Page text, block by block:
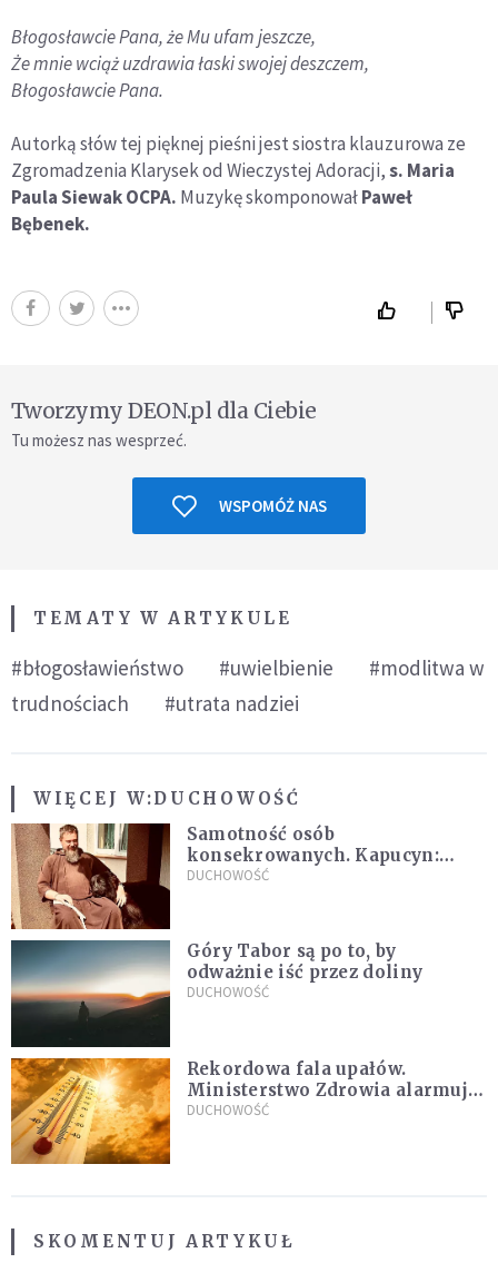
Błogosławcie Pana, że Mu ufam jeszcze,
Że mnie wciąż uzdrawia łaski swojej deszczem,
Błogosławcie Pana.
Autorką słów tej pięknej pieśni jest siostra klauzurowa ze
Zgromadzenia Klarysek od Wieczystej Adoracji,s. Maria
Paula Siewak OCPA. Muzykę skomponowałPaweł
Bębenek.
Tworzymy DEON.pl dla Ciebie
Tu możesz nas wesprzeć.
WSPOMÓŻ NAS
TEMATY W ARTYKULE
#błogosławieństwo #uwielbienie
#modlitwa w
trudnościach
#utrata nadziei
WIĘCEJ W:DUCHOWOŚĆ
Samotność osób
konsekrowanych. Kapucyn:
Życie w pojedynkę rzadko jest
DUCHOWOŚĆ
Góry Tabor są po to, by
odważnie iść przez doliny
DUCHOWOŚĆ
Rekordowa fala upałów.
Ministerstwo Zdrowia alarmuje
po doświadczeniach z czerwca
DUCHOWOŚĆ
SKOMENTUJ ARTYKUŁ